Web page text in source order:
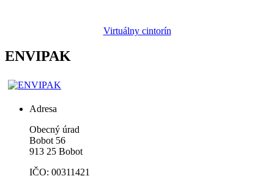
Virtuálny cintorín
ENVIPAK
Adresa
Obecný úrad
Bobot 56
913 25 Bobot
IČO: 00311421